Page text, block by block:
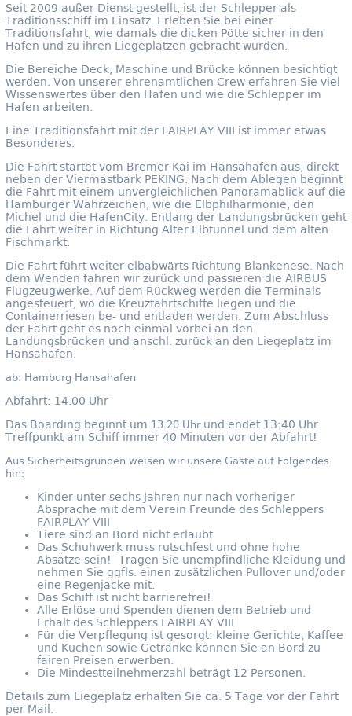
Seit 2009 außer Dienst gestellt, ist der Schlepper als
Traditionsschiff im Einsatz. Erleben Sie bei einer
Traditionsfahrt, wie damals die dicken Pötte sicher in den
Hafen und zu ihren Liegeplätzen gebracht wurden.
Die Bereiche Deck, Maschine und Brücke können besichtigt
werden. Von unserer ehrenamtlichen Crew erfahren Sie viel
Wissenswertes über den Hafen und wie die Schlepper im
Hafen arbeiten.
Eine Traditionsfahrt mit der FAIRPLAY VIII ist immer etwas
Besonderes.
Die Fahrt startet vom Bremer Kai im Hansahafen aus, direkt
neben der Viermastbark PEKING. Nach dem Ablegen beginnt
die Fahrt mit einem unvergleichlichen Panoramablick auf die
Hamburger Wahrzeichen, wie die Elbphilharmonie, den
Michel und die HafenCity. Entlang der Landungsbrücken geht
die Fahrt weiter in Richtung Alter Elbtunnel und dem alten
Fischmarkt.
Die Fahrt führt weiter elbabwärts Richtung Blankenese. Nach
dem Wenden fahren wir zurück und passieren die AIRBUS
Flugzeugwerke. Auf dem Rückweg werden die Terminals
angesteuert, wo die Kreuzfahrtschiffe liegen und die
Containerriesen be- und entladen werden. Zum Abschluss
der Fahrt geht es noch einmal vorbei an den
Landungsbrücken und anschl. zurück an den Liegeplatz im
Hansahafen.
ab: Hamburg Hansahafen
Abfahrt: 14.00 Uhr
Das Boarding beginnt um 13:20 Uhrund endet 13:40 Uhr.
Treffpunkt am Schiff immer 40 Minuten vor der Abfahrt!
Aus Sicherheitsgründen weisen wir unsere Gäste auf Folgendes
hin:
Kinder unter sechs Jahren nur nach vorheriger
Absprache mit dem Verein Freunde des Schleppers
FAIRPLAY VIII
Tiere sind an Bord nicht erlaubt
Das Schuhwerk muss rutschfest und ohne hohe
Absätze sein! Tragen Sie unempfindliche Kleidung und
nehmen Sie ggfls. einen zusätzlichen Pullover und/oder
eine Regenjacke mit.
Das Schiff ist nicht barrierefrei!
Alle Erlöse und Spenden dienen dem Betrieb und
Erhalt des Schleppers FAIRPLAY VIII
Für die Verpflegung ist gesorgt: kleine Gerichte, Kaffee
und Kuchen sowie Getränke können Sie an Bord zu
fairen Preisen erwerben.
Die Mindestteilnehmerzahl beträgt 12 Personen.
Details zum Liegeplatz erhalten Sie ca. 5 Tage vor der Fahrt
per Mail.